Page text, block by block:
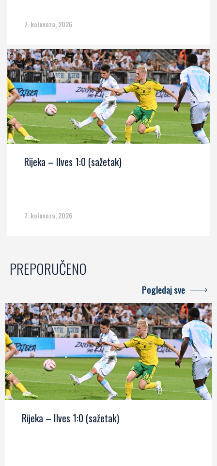
7. kolovoza, 2026
Rijeka – Ilves 1:0 (sažetak)
7. kolovoza, 2026
PREPORUČENO
Pogledaj sve
Rijeka – Ilves 1:0 (sažetak)